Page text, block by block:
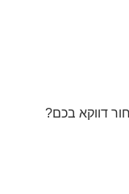
בכם?